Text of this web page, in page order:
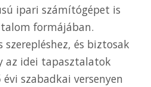
ipari számítógépet is
formájában.
és biztosak
az idei tapasztalatok
szabadkai versenyen